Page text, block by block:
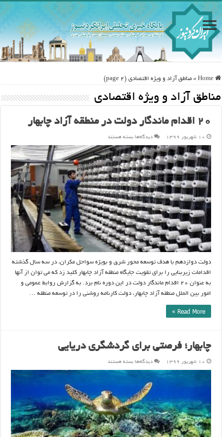
Home
» مناطق آزاد و ویژه اقتصادی (page 2)
مناطق آزاد و ویژه اقتصادی
۲۰ اقدام ماندگار دولت در منطقه آزاد چابهار
۱۰ شهریور ۱۳۹۹ دیدگاه‌هابرای
اقدام
ماندگار
دولت
در
منطقه
آزاد
چابهار
بسته هستند
دولت دوازدهم با هدف توسعه محور شرق و بویژه سواحل مکران، در سه سال گذشته
اقدامات زیربنایی را برای تقویت جایگاه منطقه آزاد چابهار کلید زد که می توان از آنها
به عنوان ۲۰ اقدام ماندگار دولت در این دوره نام برد. به گزارش روابط عمومی و
امور بین الملل منطقه آزاد چابهار، دولت کارنامه روشنی را در توسعه منطقه …
Read More »
چابهار؛ فرصتی برای گردشگری دریایی
۱۰ شهریور ۱۳۹۹ دیدگاه‌هابرای
فرصتی
بسته هستند